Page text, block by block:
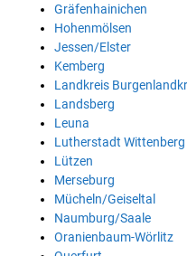
Gräfenhainichen
Hohenmölsen
Jessen/Elster
Kemberg
Landkreis
Landsberg
Leuna
Lutherstadt Wittenberg
Lützen
Merseburg
Mücheln/Geiseltal
Naumburg/Saale
Oranienbaum-Wörlitz